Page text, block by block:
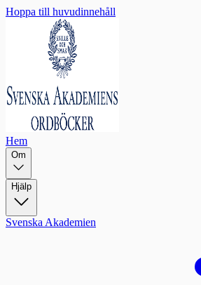
Hoppa till huvudinnehåll
Hem
Om
Hjälp
Svenska Akademien